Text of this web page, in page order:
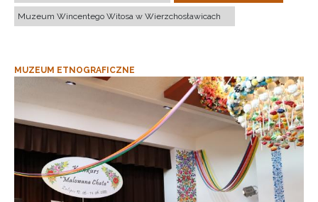
Muzeum Wincentego Witosa w Wierzchosławicach
MUZEUM ETNOGRAFICZNE